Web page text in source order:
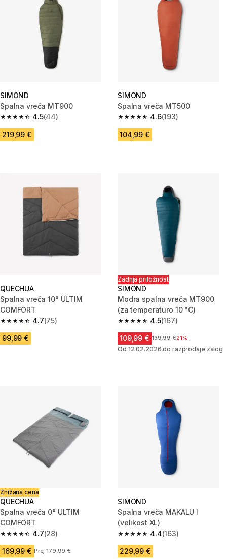
SIMOND
Spalna vreča MT900
4.5
4.5 od 5 zvezdic from 44 ocene
(44)
219,99 €
SIMOND
Spalna vreča MT500
4.6
4.6 od 5 zvezdic from 193
(193)
104,99 €
QUECHUA
Spalna vreča 10° ULTIM
COMFORT
4.7
4.7 od 5 zvezdic from 75 ocene
(75)
99,99 €
Zadnja priložnost
SIMOND
Modra spalna vreča MT900
(za temperaturo 10 °C)
4.5
4.5 od 5 zvezdic from 167
(167)
109,99 € Cena pred znižanjem
139,99 €21%
Od 12.02.2026 do razprodaje zalog
Znižana cena
QUECHUA
Spalna vreča 0° ULTIM
COMFORT
4.7
4.7 od 5 zvezdic from 28 ocene
(28)
169,99 € Prej 179,99 €
SIMOND
Spalna vreča MAKALU I
(velikost XL)
4.4
4.4 od 5 zvezdic from 163
(163)
229,99 €